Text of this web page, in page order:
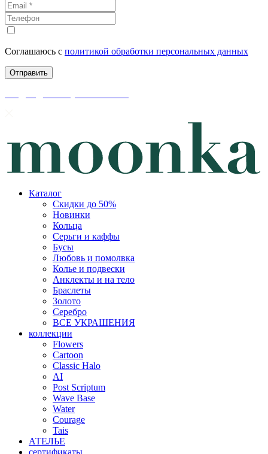
Соглашаюсь с политикой обработки персональных данных
Каталог
Скидки до 50%
Новинки
Кольца
Серьги и каффы
Бусы
Любовь и помолвка
Колье и подвески
Анклекты и на тело
Браслеты
Золото
Серебро
ВСЕ УКРАШЕНИЯ
коллекции
Flowers
Cartoon
Classic Halo
AI
Post Scriptum
Wave Base
Water
Courage
Tais
АТЕЛЬЕ
сертификаты